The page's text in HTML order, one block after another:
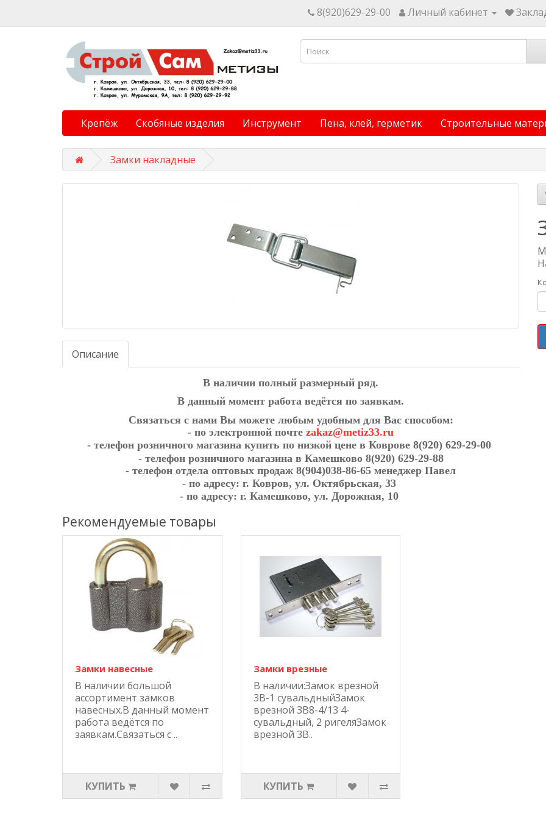
8(920)629-29-00 Личный кабинет
Крепёж Скобяные изделия Инструмент Пена, клей, герметик Строительные
Замки накладные
Описание
В наличии полный размерный ряд.
В данный момент работа ведётся по заявкам.
Связаться с нами Вы можете любым удобным для Вас способом:
- по электронной почте zakaz@metiz33.ru
- телефон розничного магазина купить по низкой цене в Коврове 8(920) 629-29-00
- телефон розничного магазина в Камешково 8(920) 629-29-88
- телефон отдела оптовых продаж 8(904)038-86-65 менеджер Павел
- по адресу: г. Ковров, ул. Октябрьская, 33
- по адресу: г. Камешково, ул. Дорожная, 10
Рекомендуемые товары
Замки навесные
В наличии большой
ассортимент замков
навесных.В данный момент
работа ведётся по
заявкам.Связаться с ..
КУПИТЬ
Замки врезные
В наличии:Замок врезной
3В-1 сувальдныйЗамок
врезной 3В8-4/13 4-
сувальдный, 2 ригеляЗамок
врезной 3В..
КУПИТЬ